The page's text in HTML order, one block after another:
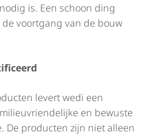
is. Een schoon ding
voortgang van de bouw
levert wedi een
en bewuste
De producten zijn niet alleen